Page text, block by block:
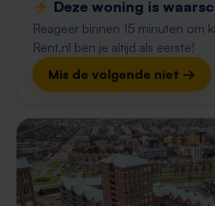
⚡️ Deze woning is
Reageer binnen 15 minuten om
Rent.nl ben je altijd als eerste!
Mis de volgende niet →